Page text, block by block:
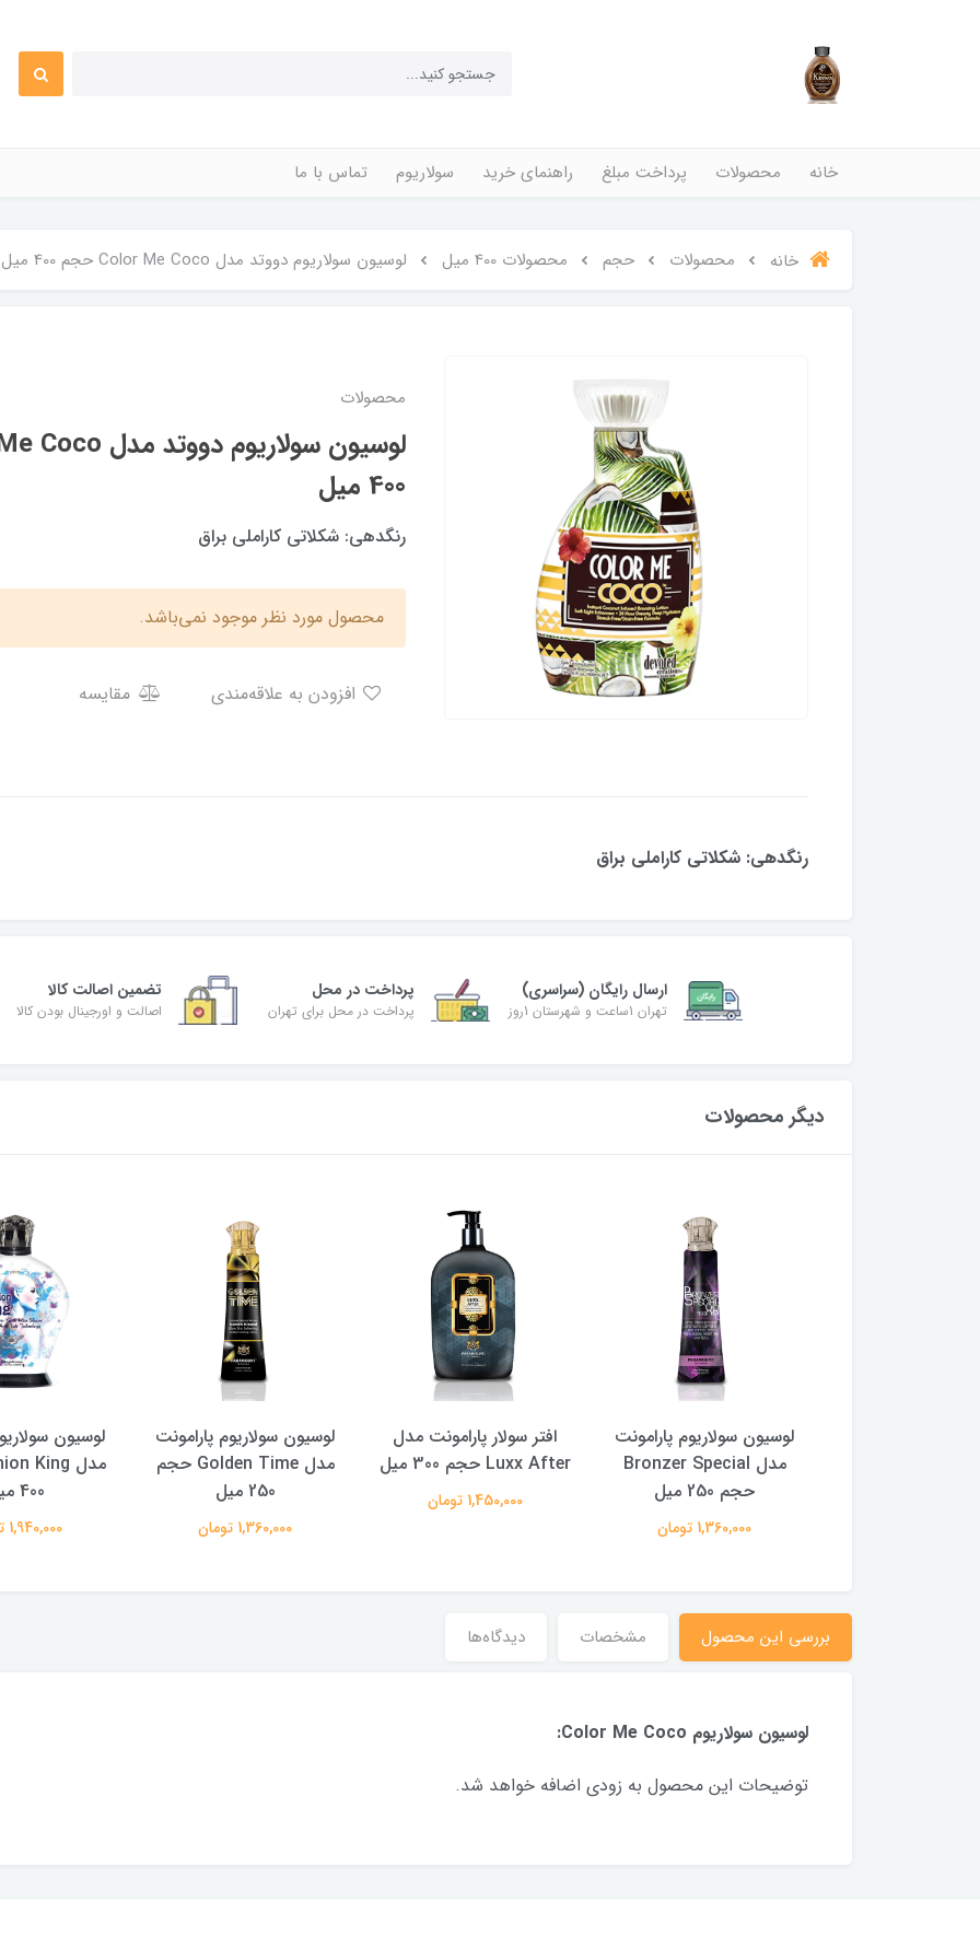
خانه محصولات پرداخت مبلغ راهنمای خرید سولاریوم تماس با ما
خانه محصولات حجم محصولات 400 میل لوسیون سولاریوم دووتد مدل Color Me Coco حجم 400 میل
محصولات
400 میل
رنگدهی: شکلاتی کاراملی براق
محصول مورد نظر موجود نمی‌باشد.
مقایسه
رنگدهی: شکلاتی کاراملی براق
ارسال رایگان (سراسری)
تهران 1ساعت و شهرستان 1روز
پرداخت در محل
پرداخت در محل برای تهران
تضمین اصالت کالا
اصالت و اورجینال بودن کالا
دیگر محصولات
لوسیون سولاریوم پارامونت
مدل Bronzer Special
حجم 250 میل
1,360,000 تومان
افتر سولار پارامونت مدل
Luxx After حجم 300 میل
1,450,000 تومان
لوسیون سولاریوم پارامونت
مدل Golden Time حجم
250 میل
1,360,000 تومان
لوسیون
400 میل
1,940,000 تومان
بررسی این محصول مشخصات دیدگاه‌ها
لوسیون سولاریوم Color Me Coco:
توضیحات این محصول به زودی اضافه خواهد شد.